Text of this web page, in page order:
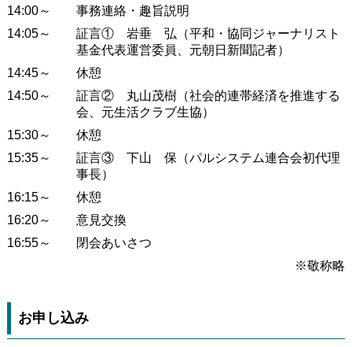
14:00～
事務連絡・趣旨説明
14:05～
証言① 岩垂 弘（平和・協同ジャーナリスト
基金代表運営委員、元朝日新聞記者）
14:45～
休憩
14:50～
証言② 丸山茂樹（社会的連帯経済を推進する
会、元生活クラブ生協）
15:30～
休憩
15:35～
証言③ 下山 保（パルシステム連合会初代理
事長）
16:15～
休憩
16:20～
意見交換
16:55～
閉会あいさつ
※敬称略
お申し込み